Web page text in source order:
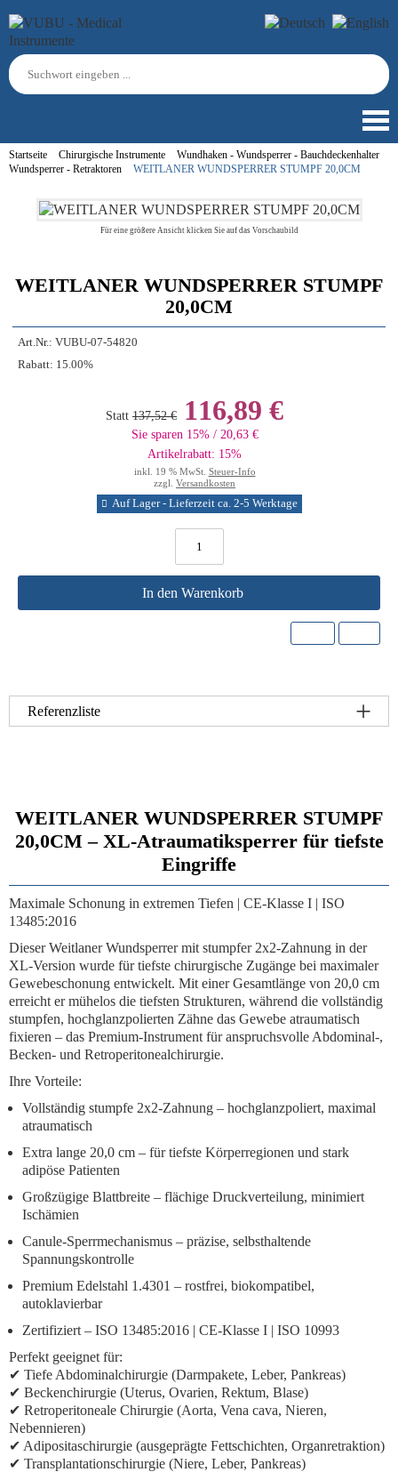
Startseite Chirurgische Instrumente
Wundhaken - Wundsperrer - Bauchdeckenhalter
Wundsperrer - Retraktoren
WEITLANER WUNDSPERRER STUMPF 20,0CM
Für eine größere Ansicht klicken Sie auf das Vorschaubild
WEITLANER WUNDSPERRER STUMPF
20,0CM
Art.Nr.: VUBU-07-54820
Rabatt: 15.00%
Statt 137,52 € 116,89 €
Sie sparen 15% / 20,63 €
Artikelrabatt: 15%
inkl. 19 % MwSt. Steuer-Info
zzgl. Versandkosten
Auf Lager - Lieferzeit ca. 2-5 Werktage
In den Warenkorb
Referenzliste
WEITLANER WUNDSPERRER STUMPF
20,0CM – XL-Atraumatiksperrer für tiefste
Eingriffe
Maximale Schonung in extremen Tiefen | CE-Klasse I | ISO
13485:2016
DieserWeitlaner Wundsperrer mit stumpfer 2x2-Zahnung in der
XL-Version wurde für tiefste chirurgische Zugänge bei maximaler
Gewebeschonung entwickelt. Mit einer Gesamtlänge von 20,0 cm
erreicht er mühelos die tiefsten Strukturen, während die vollständig
stumpfen, hochglanzpolierten Zähne das Gewebe atraumatisch
fixieren – das Premium-Instrument für anspruchsvolle Abdominal-,
Becken- und Retroperitonealchirurgie.
Ihre Vorteile:
Vollständig stumpfe 2x2-Zahnung – hochglanzpoliert, maximal
atraumatisch
Extra lange 20,0 cm – für tiefste Körperregionen und stark
adipöse Patienten
Großzügige Blattbreite – flächige Druckverteilung, minimiert
Ischämien
Canule-Sperrmechanismus – präzise, selbsthaltende
Spannungskontrolle
Premium Edelstahl 1.4301 – rostfrei, biokompatibel,
autoklavierbar
Zertifiziert – ISO 13485:2016 | CE-Klasse I | ISO 10993
Perfekt geeignet für:
✔ Tiefe Abdominalchirurgie (Darmpakete, Leber, Pankreas)
✔ Beckenchirurgie (Uterus, Ovarien, Rektum, Blase)
✔ Retroperitoneale Chirurgie (Aorta, Vena cava, Nieren,
Nebennieren)
✔ Adipositaschirurgie (ausgeprägte Fettschichten, Organretraktion)
✔ Transplantationschirurgie (Niere, Leber, Pankreas)